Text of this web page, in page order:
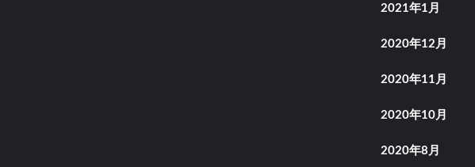
2021年1月
2020年12月
2020年11月
2020年10月
2020年8月